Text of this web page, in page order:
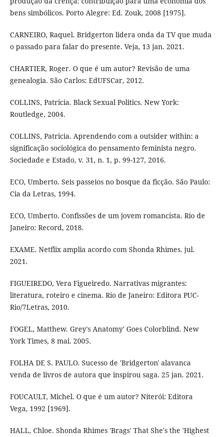
bens simbólicos. Porto Alegre: Ed. Zouk, 2008 [1975].
CARNEIRO, Raquel. Bridgerton lidera onda da TV que muda
o passado para falar do presente. Veja, 13 jan. 2021.
CHARTIER, Roger. O que é um autor? Revisão de uma
genealogia. São Carlos: EdUFSCar, 2012.
COLLINS, Patricia. Black Sexual Politics. New York:
Routledge, 2004.
COLLINS, Patricia. Aprendendo com a outsider within: a
significação sociológica do pensamento feminista negro.
Sociedade e Estado, v. 31, n. 1, p. 99-127, 2016.
ECO, Umberto. Seis passeios no bosque da ficção. São Paulo:
Cia da Letras, 1994.
ECO, Umberto. Confissões de um jovem romancista. Rio de
Janeiro: Record, 2018.
EXAME. Netflix amplia acordo com Shonda Rhimes. jul.
2021.
FIGUEIREDO, Vera Figueiredo. Narrativas migrantes:
literatura, roteiro e cinema. Rio de Janeiro: Editora PUC-
Rio/7Letras, 2010.
FOGEL, Matthew. Grey's Anatomy' Goes Colorblind. New
York Times, 8 mai. 2005.
FOLHA DE S. PAULO. Sucesso de 'Bridgerton' alavanca
venda de livros de autora que inspirou saga. 25 jan. 2021.
FOUCAULT, Michel. O que é um autor? Niterói: Editora
Vega, 1992 [1969].
HALL, Chloe. Shonda Rhimes 'Brags' That She's the 'Highest